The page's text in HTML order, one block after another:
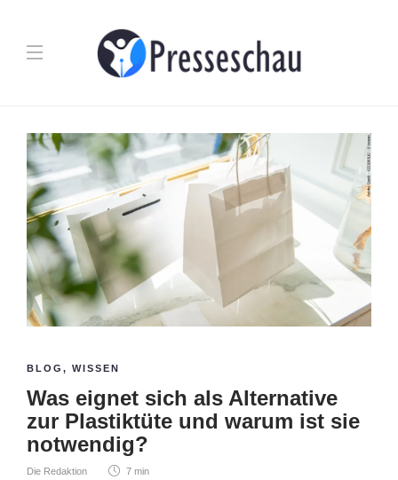
BLOG , WISSEN
Was eignet sich als Alternative
zur Plastiktüte und warum ist sie
notwendig?
Die Redaktion 7 min